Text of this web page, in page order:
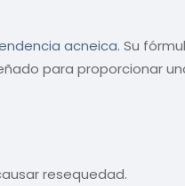
acneica. Su
para proporcionar
resequedad.